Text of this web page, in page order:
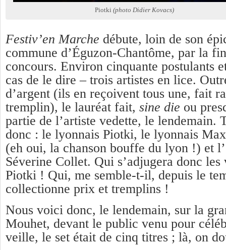
Piotki (photo Didier Kovacs)
Festiv’en Marche débute, loin de son
commune d’Éguzon-Chantôme, par la
concours. Environ cinquante postulants
cas de le dire – trois artistes en lice.
d’argent (ils en reçoivent tous une, fait
tremplin), le lauréat fait, sine die ou
partie de l’artiste vedette, le lendemain.
donc : le lyonnais Piotki, le lyonnais
(eh oui, la chanson bouffe du lyon !) et
Séverine Collet. Qui s’adjugera donc
Piotki ! Qui, me semble-t-il, depuis le
collectionne prix et tremplins !
Nous voici donc, le lendemain, sur la
Mouhet, devant le public venu pour
veille, le set était de cinq titres ; là, on